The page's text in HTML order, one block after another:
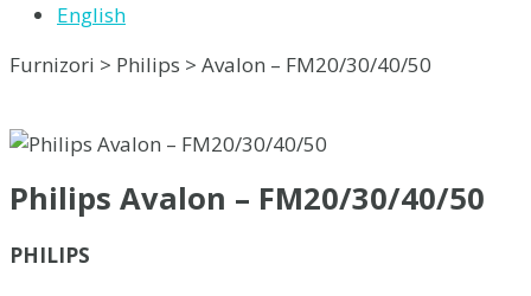
English
Furnizori > Philips > Avalon – FM20/30/40/50
Philips Avalon – FM20/30/40/50
PHILIPS